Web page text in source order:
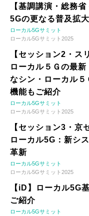
【基調講演・総務
5Gの更なる普及拡
ローカル5Gサミット
ローカル5Gサミット2025
【セッション2・ス
ローカル５Ｇの最
なシン・ローカル
機能もご紹介
ローカル5Gサミット
ローカル5Gサミット2025
【セッション3・京
ローカル5G：新シ
革新
ローカル5Gサミット
ローカル5Gサミット2025
【iD】ローカル5G
ご紹介
ローカル5Gサミット